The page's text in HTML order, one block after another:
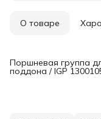
О товаре
Поршневая группа
поддона / IGP